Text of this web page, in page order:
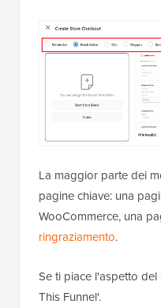
La maggior parte dei
pagine chiave: una
WooCommerce, una
ringraziamento.
Se ti piace l'aspetto
This Funnel'.